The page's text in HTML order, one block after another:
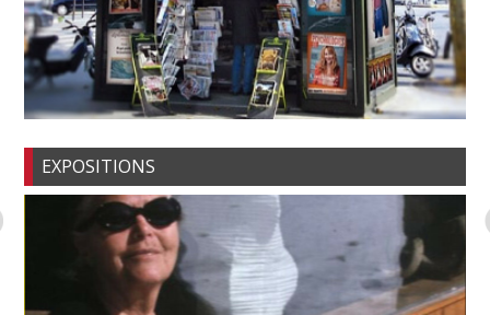
EXPOSITIONS